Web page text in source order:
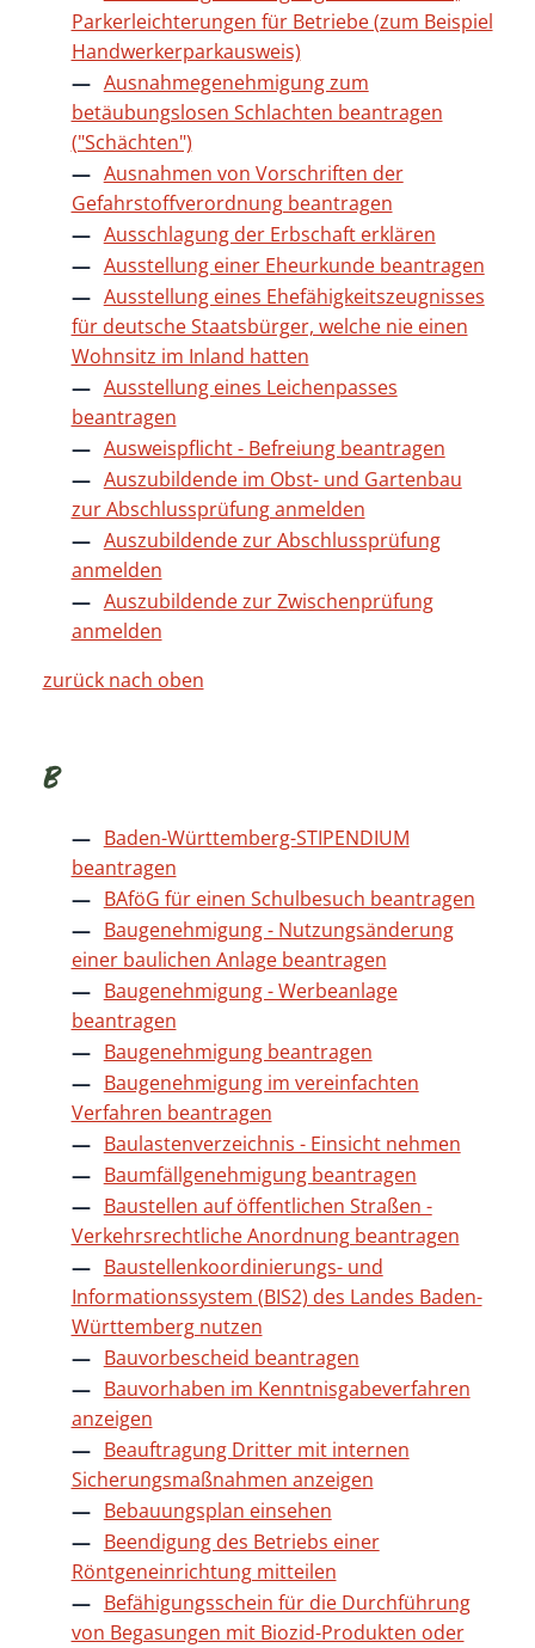
Parkerleichterungen für Betriebe (zum Beispiel
Handwerkerparkausweis)
Ausnahmegenehmigung zum
betäubungslosen Schlachten beantragen
("Schächten")
Ausnahmen von Vorschriften der
Gefahrstoffverordnung beantragen
Ausschlagung der Erbschaft erklären
Ausstellung einer Eheurkunde beantragen
Ausstellung eines Ehefähigkeitszeugnisses
für deutsche Staatsbürger, welche nie einen
Wohnsitz im Inland hatten
Ausstellung eines Leichenpasses
beantragen
Ausweispflicht - Befreiung beantragen
Auszubildende im Obst- und Gartenbau
zur Abschlussprüfung anmelden
Auszubildende zur Abschlussprüfung
anmelden
Auszubildende zur Zwischenprüfung
anmelden
zurück nach oben
B
Baden-Württemberg-STIPENDIUM
beantragen
BAföG für einen Schulbesuch beantragen
Baugenehmigung - Nutzungsänderung
einer baulichen Anlage beantragen
Baugenehmigung - Werbeanlage
beantragen
Baugenehmigung beantragen
Baugenehmigung im vereinfachten
Verfahren beantragen
Baulastenverzeichnis - Einsicht nehmen
Baumfällgenehmigung beantragen
Baustellen auf öffentlichen Straßen -
Verkehrsrechtliche Anordnung beantragen
Baustellenkoordinierungs- und
Informationssystem (BIS2) des Landes Baden-
Württemberg nutzen
Bauvorbescheid beantragen
Bauvorhaben im Kenntnisgabeverfahren
anzeigen
Beauftragung Dritter mit internen
Sicherungsmaßnahmen anzeigen
Bebauungsplan einsehen
Beendigung des Betriebs einer
Röntgeneinrichtung mitteilen
Befähigungsschein für die Durchführung
von Begasungen mit Biozid-Produkten oder